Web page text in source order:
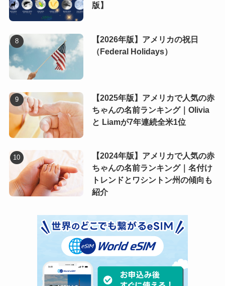
版】
【2026年版】アメリカの祝日
（Federal Holidays）
【2025年版】アメリカで人気の赤
ちゃんの名前ランキング｜Olivia
と Liamが7年連続全米1位
【2024年版】アメリカで人気の赤
ちゃんの名前ランキング｜名付け
トレンドとワシントン州の傾向も
紹介